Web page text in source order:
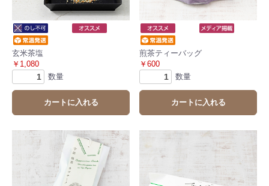
玄米茶塩
￥1,080
数量
カートに入れる
煎茶ティーバッグ
￥600
数量
カートに入れる